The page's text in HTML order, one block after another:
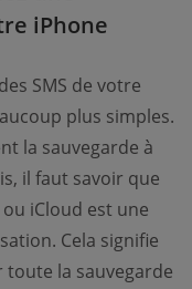
iPhone
SMS de votre
plus simples.
la sauvegarde à
il faut savoir que
iCloud est une
Cela signifie
toute la sauvegarde